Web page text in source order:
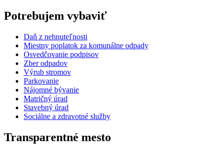
Potrebujem vybaviť
Daň z nehnuteľnosti
Miestny poplatok za komunálne odpady
Osvedčovanie podpisov
Zber odpadov
Výrub stromov
Parkovanie
Nájomné bývanie
Matričný úrad
Stavebný úrad
Sociálne a zdravotné služby
Transparentné mesto